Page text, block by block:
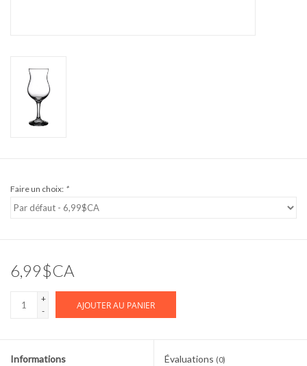
Faire un choix: *
6,99$CA
+
-
AJOUTER AU PANIER
Informations Évaluations (0)